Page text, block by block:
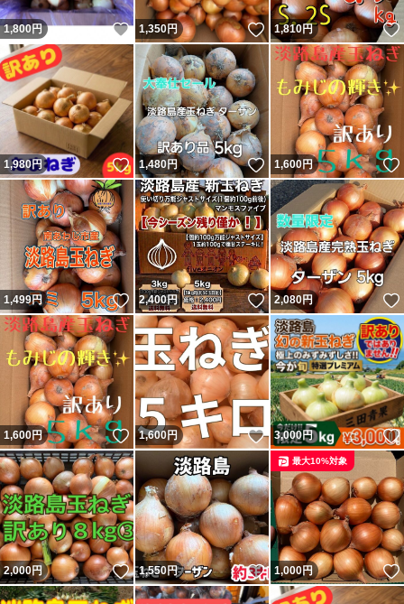
1,800円 いいね！
1,350円 いいね！
1,810円
1,980円 いいね！
1,480円 いいね！
1,600円
1,499円 いいね！
2,400円 いいね！
2,080円
1,600円 いいね！
1,600円 いいね！
3,000円
2,000円 いいね！
1,550円 いいね！
1,000円
最大10%対象